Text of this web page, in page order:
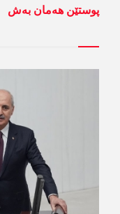
پوستێن ھەمان بەش